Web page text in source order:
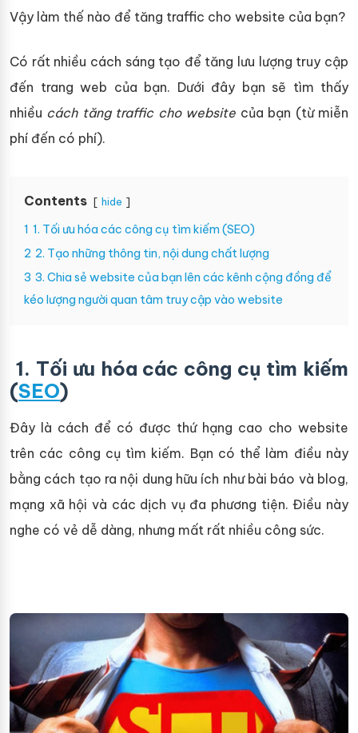
Vậy làm thế nào để tăng traffic cho website của bạn?
Có rất nhiều cách sáng tạo để tăng lưu lượng truy cập
đến trang web của bạn. Dưới đây bạn sẽ tìm thấy
nhiều cách tăng traffic cho website của bạn (từ miễn
phí đến có phí).
Contents hide
1 1. Tối ưu hóa các công cụ tìm kiếm (SEO)
2 2. Tạo những thông tin, nội dung chất lượng
3 3. Chia sẻ website của bạn lên các kênh cộng đồng để
kéo lượng người quan tâm truy cập vào website
1. Tối ưu hóa các công cụ tìm kiếm
(SEO)
Đây là cách để có được thứ hạng cao cho website
trên các công cụ tìm kiếm. Bạn có thể làm điều này
bằng cách tạo ra nội dung hữu ích như bài báo và blog,
mạng xã hội và các dịch vụ đa phương tiện. Điều này
nghe có vẻ dễ dàng, nhưng mất rất nhiều công sức.